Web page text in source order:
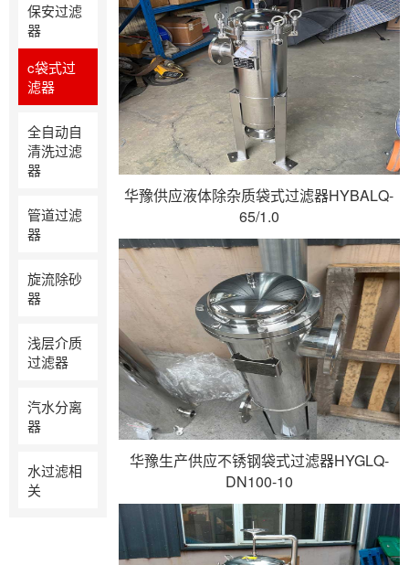
保安过滤
器
c袋式过
滤器
全自动自
清洗过滤
器
管道过滤
器
旋流除砂
器
浅层介质
过滤器
汽水分离
器
水过滤相
关
华豫供应液体除杂质袋式过滤器HYBALQ-
65/1.0
华豫生产供应不锈钢袋式过滤器HYGLQ-
DN100-10